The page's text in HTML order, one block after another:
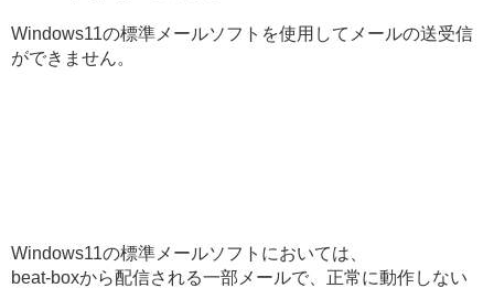
Windows11の標準メールソフトを使用してメールの送受信
ができません。
Windows11の標準メールソフトにおいては、
beat-boxから配信される一部メールで、正常に動作しない